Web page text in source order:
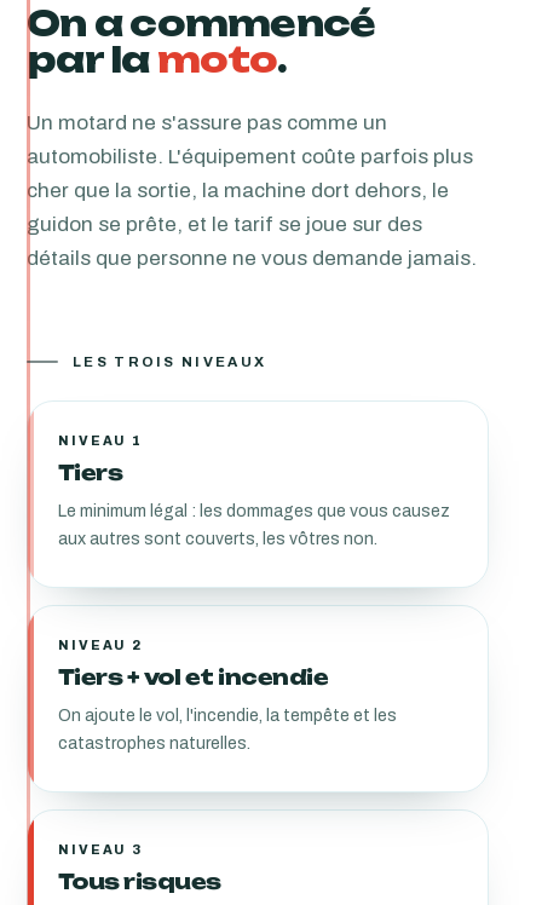
On a commencé
par lamoto.
Un motard ne s'assure pas comme un
automobiliste. L'équipement coûte parfois plus
cher que la sortie, la machine dort dehors, le
guidon se prête, et le tarif se joue sur des
détails que personne ne vous demande jamais.
LES TROIS NIVEAUX
NIVEAU 1
Tiers
Le minimum légal : les dommages que vous causez
aux autres sont couverts, les vôtres non.
NIVEAU 2
Tiers + vol et incendie
On ajoute le vol, l'incendie, la tempête et les
catastrophes naturelles.
NIVEAU 3
Tous risques